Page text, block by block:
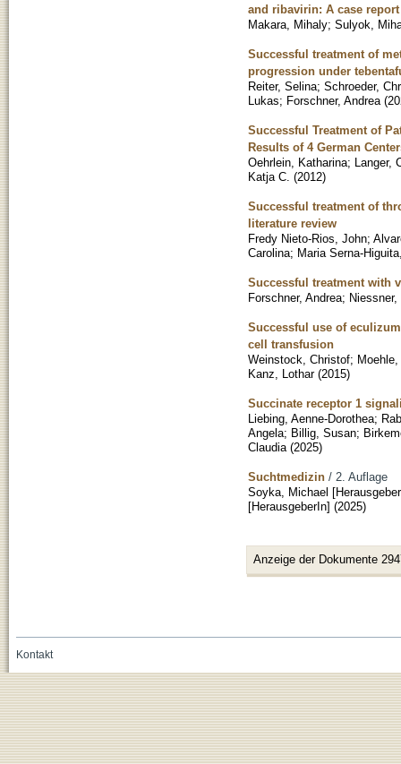
and ribavirin: A case report
Makara, Mihaly; Sulyok,
Successful treatment of
progression under
Reiter, Selina; Schroeder,
Lukas; Forschner, Andrea (
Successful Treatment of
Results of 4 German
Oehrlein, Katharina; Langer,
Katja C. (2012)
Successful treatment of
literature review
Fredy Nieto-Rios, John;
Carolina; Maria Serna-
Successful treatment with
Forschner, Andrea; Niessner,
Successful use of
cell transfusion
Weinstock, Christof;
Kanz, Lothar (2015)
Succinate receptor 1
Liebing, Aenne-Dorothea;
Angela; Billig, Susan;
Claudia (2025)
Suchtmedizin / 2. Auflage
Soyka, Michael
[HerausgeberIn] (2025)
Anzeige der Dokumente
Kontakt